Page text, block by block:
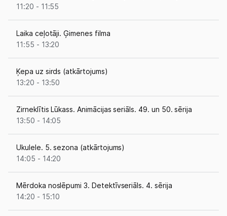
11:20 - 11:55
Laika ceļotāji. Ģimenes filma
11:55 - 13:20
Ķepa uz sirds (atkārtojums)
13:20 - 13:50
Zirneklītis Lūkass. Animācijas seriāls. 49. un 50. sērija
13:50 - 14:05
Ukulele. 5. sezona (atkārtojums)
14:05 - 14:20
Mērdoka noslēpumi 3. Detektīvseriāls. 4. sērija
14:20 - 15:10